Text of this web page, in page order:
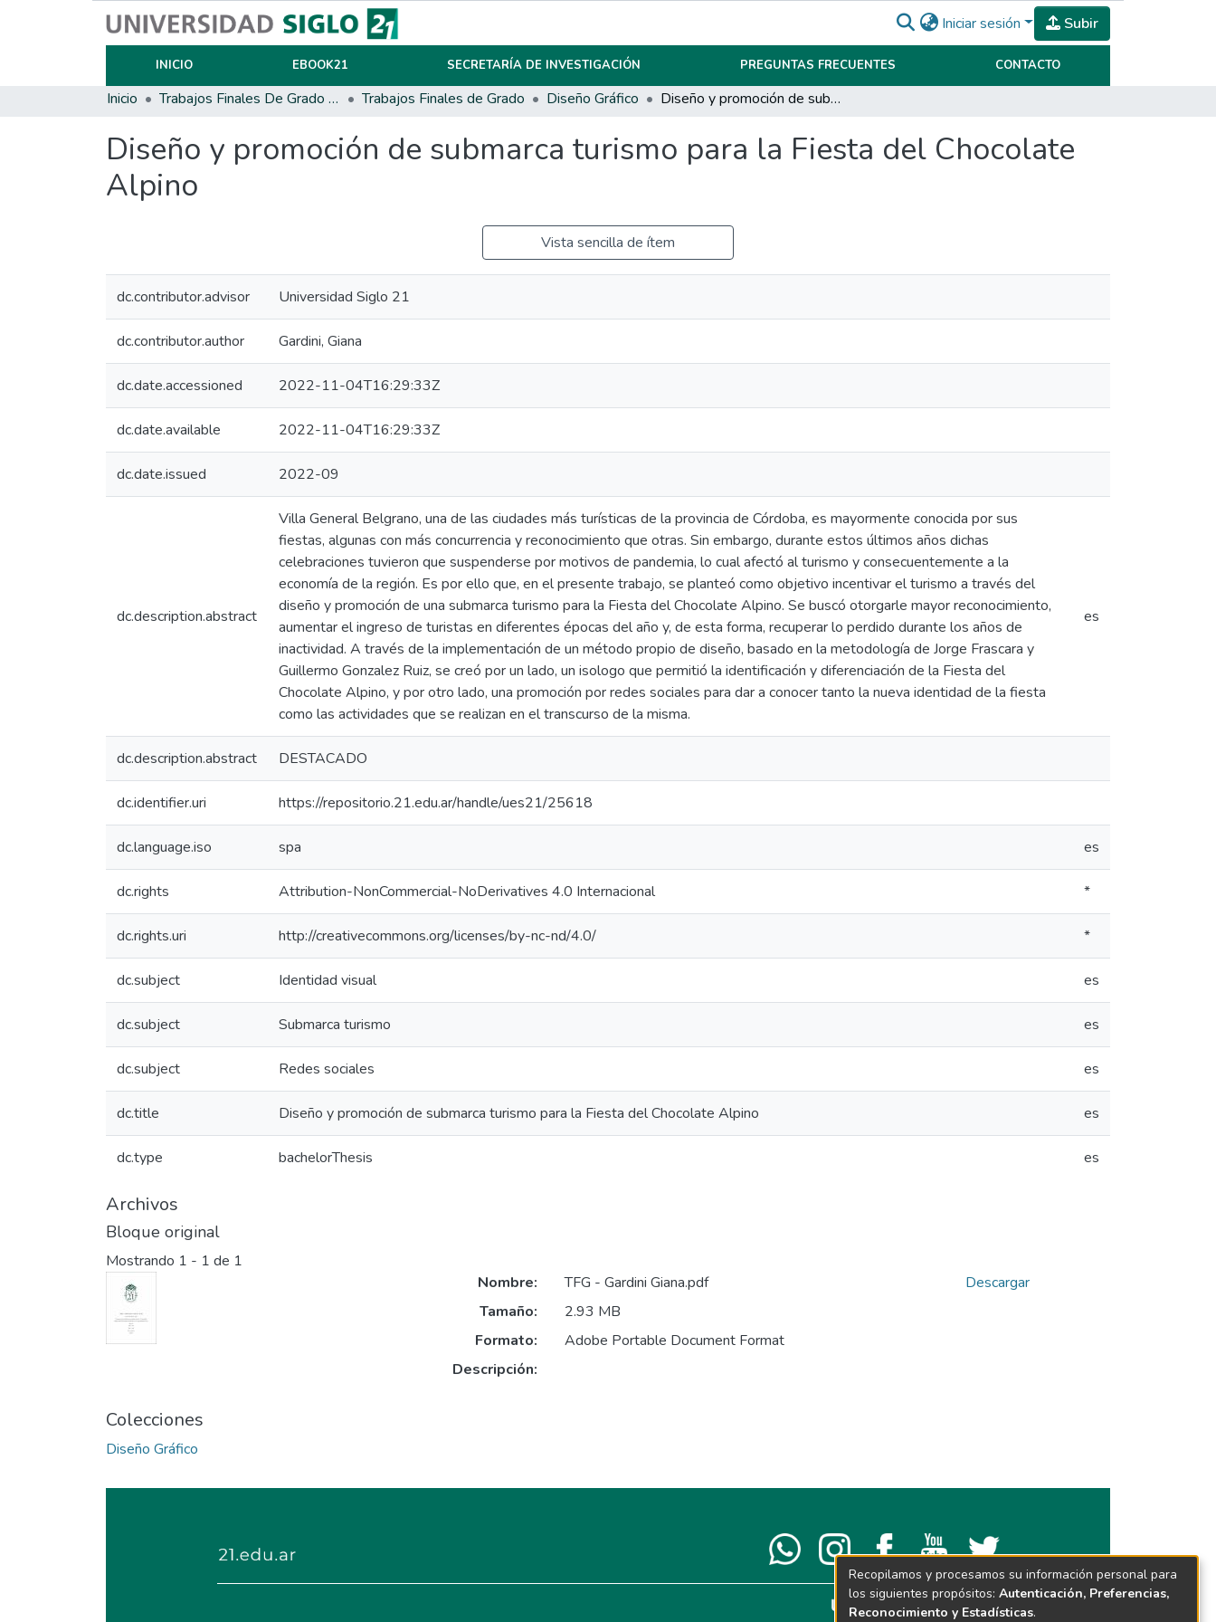
Iniciar sesión Subir
INICIO EBOOK21 SECRETARÍA DE INVESTIGACIÓN PREGUNTAS FRECUENTES CONTACTO
Inicio Trabajos Finales De Grado Y Posgrado Trabajos Finales de Grado Diseño Gráfico Diseño y promoción de submarca turismo para la Fiesta del Chocolate Alpino
Diseño y promoción de submarca turismo para la Fiesta del Chocolate
Alpino
Vista sencilla de ítem
dc.contributor.advisor Universidad Siglo 21
dc.contributor.author Gardini, Giana
dc.date.accessioned 2022-11-04T16:29:33Z
dc.date.available 2022-11-04T16:29:33Z
dc.date.issued 2022-09
dc.description.abstract
Villa General Belgrano, una de las ciudades más turísticas de la provincia de Córdoba, es mayormente conocida por sus
fiestas, algunas con más concurrencia y reconocimiento que otras. Sin embargo, durante estos últimos años dichas
celebraciones tuvieron que suspenderse por motivos de pandemia, lo cual afectó al turismo y consecuentemente a la
economía de la región. Es por ello que, en el presente trabajo, se planteó como objetivo incentivar el turismo a través del
diseño y promoción de una submarca turismo para la Fiesta del Chocolate Alpino. Se buscó otorgarle mayor reconocimiento,
aumentar el ingreso de turistas en diferentes épocas del año y, de esta forma, recuperar lo perdido durante los años de
inactividad. A través de la implementación de un método propio de diseño, basado en la metodología de Jorge Frascara y
Guillermo Gonzalez Ruiz, se creó por un lado, un isologo que permitió la identificación y diferenciación de la Fiesta del
Chocolate Alpino, y por otro lado, una promoción por redes sociales para dar a conocer tanto la nueva identidad de la fiesta
como las actividades que se realizan en el transcurso de la misma.
es
dc.description.abstract DESTACADO
dc.identifier.uri https://repositorio.21.edu.ar/handle/ues21/25618
dc.language.iso spa es
dc.rights Attribution-NonCommercial-NoDerivatives 4.0 Internacional *
dc.rights.uri http://creativecommons.org/licenses/by-nc-nd/4.0/ *
dc.subject Identidad visual es
dc.subject Submarca turismo es
dc.subject Redes sociales es
dc.title Diseño y promoción de submarca turismo para la Fiesta del Chocolate Alpino es
dc.type bachelorThesis es
Archivos
Bloque original
Mostrando 1 - 1 de 1
Nombre:
TFG - Gardini Giana.pdf
Tamaño:
2.93 MB
Formato:
Adobe Portable Document Format
Descripción:
Descargar
Colecciones
Diseño Gráfico
Recopilamos y procesamos su información personal para
los siguientes propósitos: Autenticación, Preferencias,
Reconocimiento y Estadísticas.